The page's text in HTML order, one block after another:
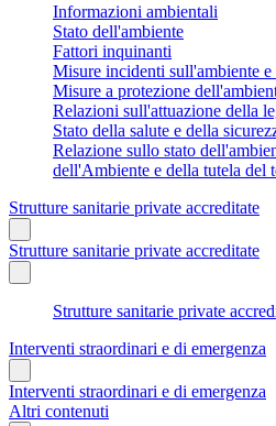
Informazioni ambientali
Stato dell'ambiente
Fattori inquinanti
Misure incidenti sull'ambiente
Misure a protezione
Relazioni sull'attuazione della
Stato della salute e della
Relazione sullo stato
dell'Ambiente e della tutela del
Strutture sanitarie private accreditate
Strutture sanitarie private accreditate
Strutture sanitarie private
Interventi straordinari e di emergenza
Interventi straordinari e di emergenza
Altri contenuti